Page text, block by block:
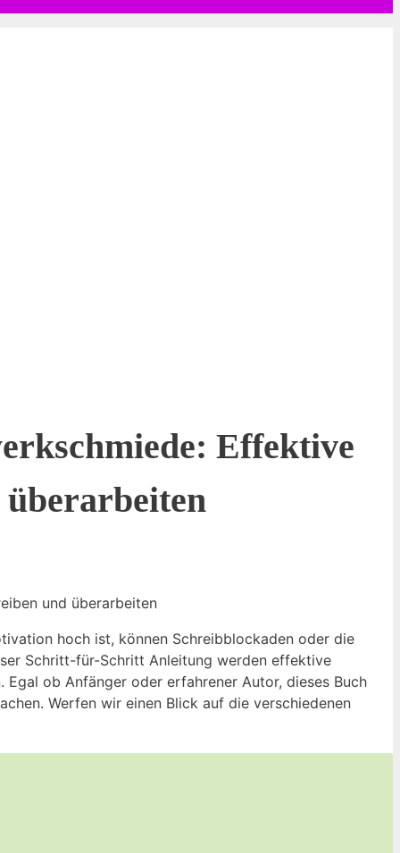
Effektive
überarbeiten
und überarbeiten
hoch ist, können Schreibblockaden oder die
Schritt-für-Schritt Anleitung werden effektive
ob Anfänger oder erfahrener Autor, dieses Buch
Werfen wir einen Blick auf die verschiedenen